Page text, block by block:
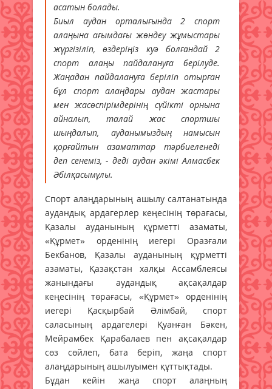
асатын болады.
Биыл аудан орталығында 2 спорт
алаңына ағымдағы жөндеу жұмыстары
жүргізіліп, өздеріңіз куә болғандай 2
спорт алаңы пайдалануға берілуде.
Жаңадан пайдалануға беріліп отырған
бұл спорт алаңдары аудан жастары
мен жасөспірімдерінің сүйікті орнына
айналып, талай жас спортшы
шыңдалып, ауданымыздың намысын
қорғайтын азаматтар тәрбиеленеді
деп сенеміз, - деді аудан әкімі Алмасбек
Әбілқасымұлы.
Спорт алаңдарының ашылу салтанатында
аудандық ардагерлер кеңесінің төрағасы,
Қазалы ауданының құрметті азаматы,
«Құрмет» орденінің иегері Оразғали
Бекбанов, Қазалы ауданының құрметті
азаматы, Қазақстан халқы Ассамблеясы
жанындағы аудандық ақсақалдар
кеңесінің төрағасы, «Құрмет» орденінің
иегері Қасқырбай Әлімбай, спорт
саласының ардагелері Қуанған Бәкен,
Мейрамбек Қарабалаев пен ақсақалдар
сөз сөйлеп, бата беріп, жаңа спорт
алаңдарының ашылуымен құттықтады.
Бұдан кейін жаңа спорт алаңның